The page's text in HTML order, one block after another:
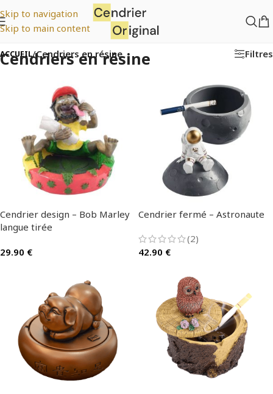
Skip to navigation
Skip to main content
Cendriers en résine
ACCUEIL/Cendriers en résine Filtres
Cendrier design – Bob Marley
langue tirée
29.90 €
Cendrier fermé – Astronaute
(2)
42.90 €